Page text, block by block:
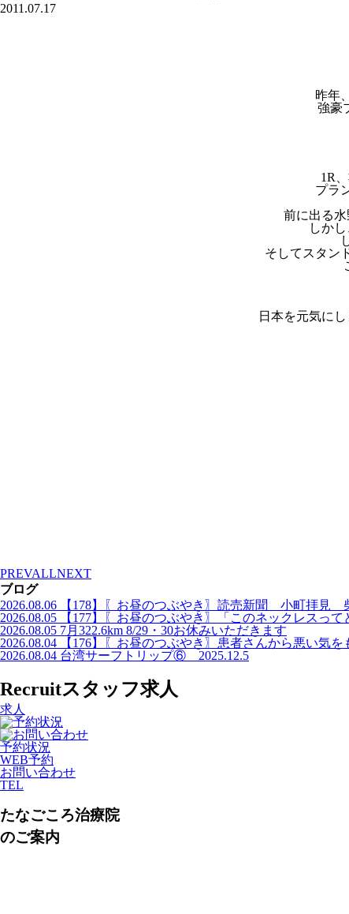
2011.07.17
昨年
強豪
1R
プラ
前に出る
しか
そしてスタン
日本を元気に
PREVALLNEXT
ブログ
2026.08.06
【178】〖お昼のつぶやき〗読売新聞 小町拝見
2026.08.05
【177】〖お昼のつぶやき〗「このネックレスって
2026.08.05 7月322.6km 8/29・30お休みいただきます
2026.08.04
【176】〖お昼のつぶやき〗患者さんから悪い気を
2026.08.04 台湾サーフトリップ⑥ 2025.12.5
Recruitスタッフ求人
求人
予約状況
WEB予約
お問い合わせ
TEL
たなごころ治療院
のご案内